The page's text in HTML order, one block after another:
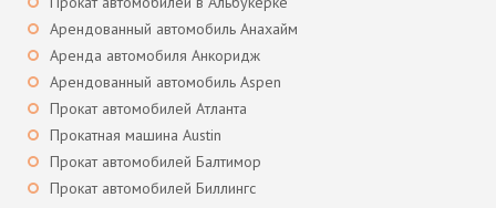
Арендованный автомобиль Анахайм
Аренда автомобиля Анкоридж
Арендованный автомобиль Aspen
Прокат автомобилей Атланта
Прокатная машина Austin
Прокат автомобилей Балтимор
Прокат автомобилей Биллингс